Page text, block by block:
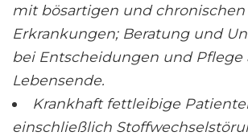
mit bösartigen und chronischen
Erkrankungen; Beratung und
bei Entscheidungen und Pflege
Lebensende.
Krankhaft fettleibige
einschließlich